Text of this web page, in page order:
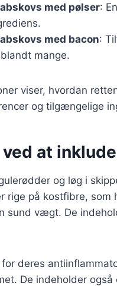
med pølser:
med bacon:
mange.
viser, hvordan
og tilgængelige
ved at
og løg i
rige på kostfibre,
sund vægt. De
deres
De indeholder